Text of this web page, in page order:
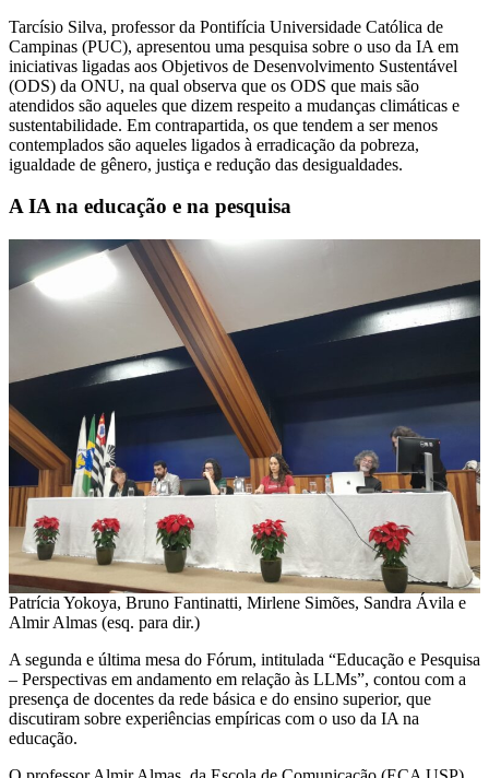
Tarcísio Silva, professor da Pontifícia Universidade Católica de
Campinas (PUC), apresentou uma pesquisa sobre o uso da IA em
iniciativas ligadas aos Objetivos de Desenvolvimento Sustentável
(ODS) da ONU, na qual observa que os ODS que mais são
atendidos são aqueles que dizem respeito a mudanças climáticas e
sustentabilidade. Em contrapartida, os que tendem a ser menos
contemplados são aqueles ligados à erradicação da pobreza,
igualdade de gênero, justiça e redução das desigualdades.
A IA na educação e na pesquisa
Patrícia Yokoya, Bruno Fantinatti, Mirlene Simões, Sandra Ávila e
Almir Almas (esq. para dir.)
A segunda e última mesa do Fórum, intitulada “Educação e Pesquisa
– Perspectivas em andamento em relação às LLMs”, contou com a
presença de docentes da rede básica e do ensino superior, que
discutiram sobre experiências empíricas com o uso da IA na
educação.